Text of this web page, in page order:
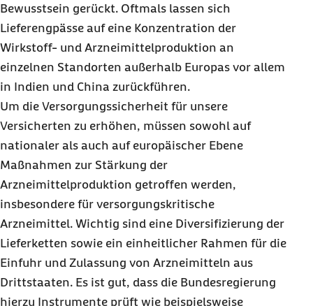
Bewusstsein gerückt. Oftmals lassen sich
Lieferengpässe auf eine Konzentration der
Wirkstoff- und Arzneimittelproduktion an
einzelnen Standorten außerhalb Europas vor allem
in Indien und China zurückführen.
Um die Versorgungssicherheit für unsere
Versicherten zu erhöhen, müssen sowohl auf
nationaler als auch auf europäischer Ebene
Maßnahmen zur Stärkung der
Arzneimittelproduktion getroffen werden,
insbesondere für versorgungskritische
Arzneimittel. Wichtig sind eine Diversifizierung der
Lieferketten sowie ein einheitlicher Rahmen für die
Einfuhr und Zulassung von Arzneimitteln aus
Drittstaaten. Es ist gut, dass die Bundesregierung
hierzu Instrumente prüft wie beispielsweise